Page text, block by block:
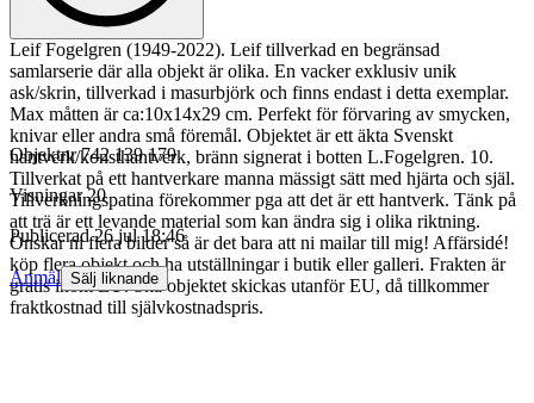
Leif Fogelgren (1949-2022). Leif tillverkad en begränsad
samlarserie där alla objekt är olika. En vacker exklusiv unik
ask/skrin, tillverkad i masurbjörk och finns endast i detta exemplar.
Max måtten är ca:10x14x29 cm. Perfekt för förvaring av smycken,
knivar eller andra små föremål. Objektet är ett äkta Svenskt
hantverk/konsthantverk, bränn signerat i botten L.Fogelgren. 10.
Tillverkat på ett hantverkare manna mässigt sätt med hjärta och själ.
Tillverkningspatina förekommer pga att det är ett hantverk. Tänk på
att trä är ett levande material som kan ändra sig i olika riktning.
Önskar ni flera bilder så är det bara att ni mailar till mig! Affärsidé!
köp flera objekt och ha utställningar i butik eller galleri. Frakten är
gratis inom EU. Ska objektet skickas utanför EU, då tillkommer
fraktkostnad till självkostnadspris.
Objektnr 742 139 179
Visningar 20
Publicerad 26 jul 18:46
Anmäl Sälj liknande